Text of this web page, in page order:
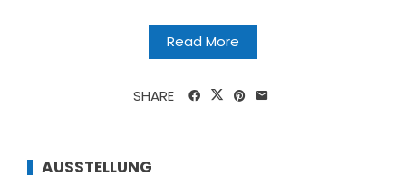
Read More
SHARE
AUSSTELLUNG